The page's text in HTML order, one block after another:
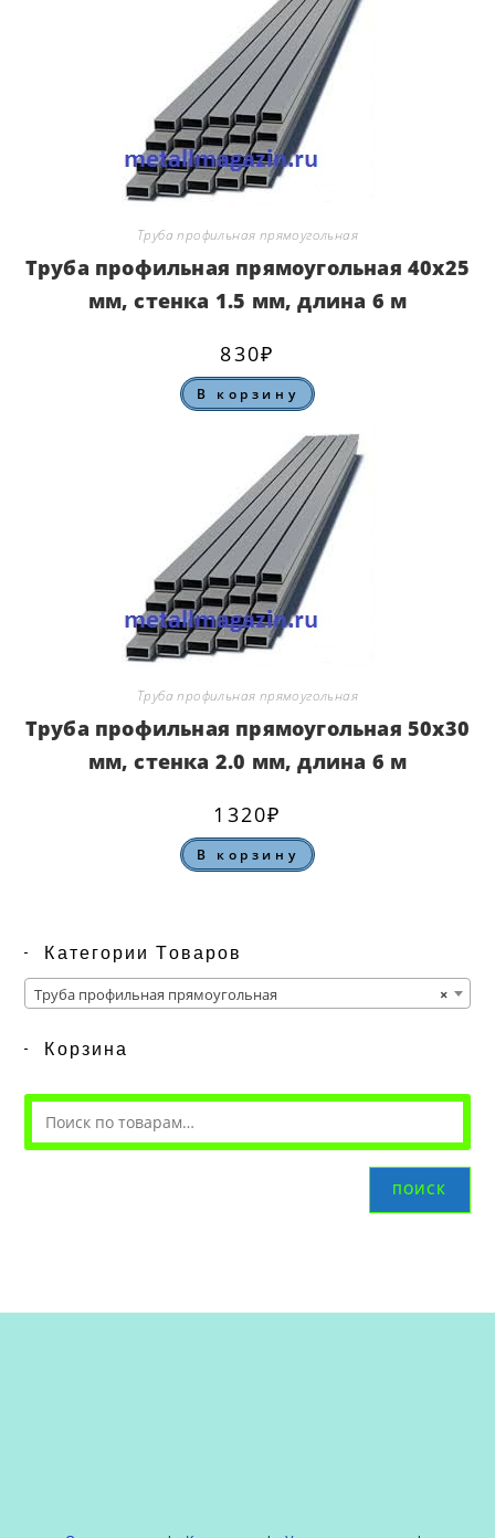
Труба профильная прямоугольная
Труба профильная прямоугольная 40х25
мм, стенка 1.5 мм, длина 6 м
830₽
В корзину
Труба профильная прямоугольная
Труба профильная прямоугольная 50х30
мм, стенка 2.0 мм, длина 6 м
1320₽
В корзину
Категории Товаров
×
Труба профильная прямоугольная
Корзина
ПОИСК